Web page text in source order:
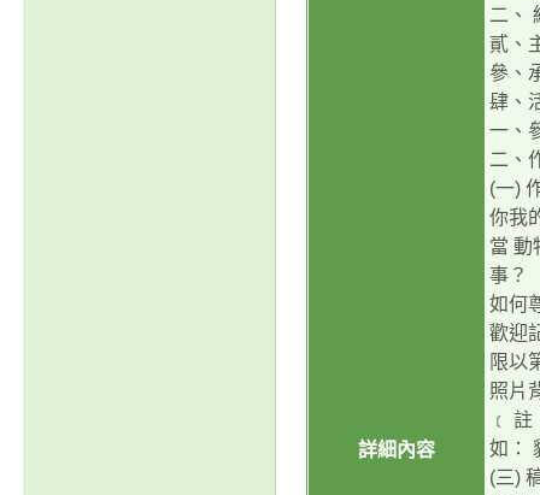
詳細內容
二、
貳、
參、
肆、
一、
二、
(一)
你我
當 動
事？
如何
歡迎
限以
照片
﹝
如：
(三)